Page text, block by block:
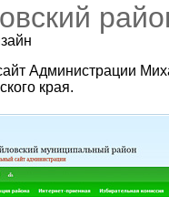
Администрации
края.